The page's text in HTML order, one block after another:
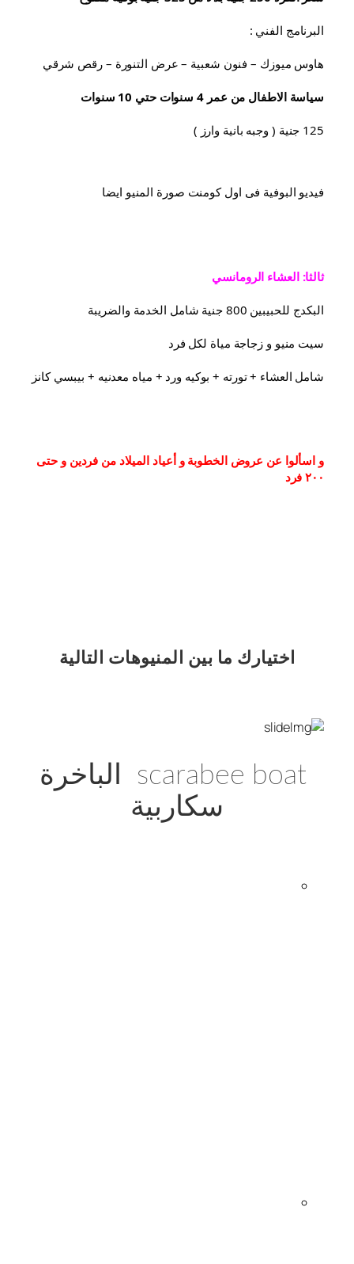
البرنامج الفني :
هاوس ميوزك – فنون شعبية – عرض التنورة – رقص شرقي
سياسة الاطفال من عمر 4 سنوات حتي 10 سنوات
125 جنية ( وجبه بانية وارز )
فيديو البوفية فى اول كومنت صورة المنيو ايضا
ثالثا: العشاء الرومانسي
البكدج للحبيبين 800 جنية شامل الخدمة والضريبة
سيت منيو و زجاجة مياة لكل فرد
شامل العشاء⁦⁩ + تورته + بوكيه ورد + مياه معدنيه + بيبسي كانز
٢٠٠ فرد
اختيارك ما بين المنيوهات التالية
scarabee boat الباخرة
سكاربية